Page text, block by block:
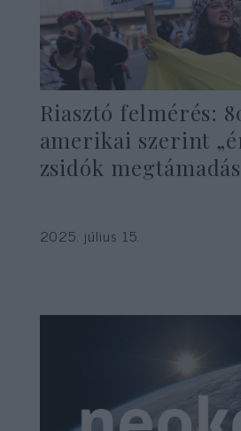
Riasztó felmérés:
amerikai szerint
zsidók
2025. július 15.